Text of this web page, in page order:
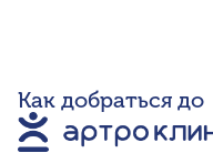
Как добраться до